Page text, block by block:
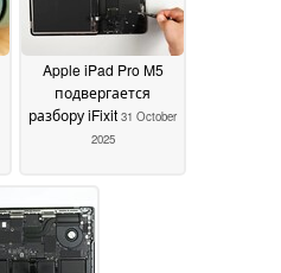
Apple iPad Pro M5
подвергается
разбору iFixit 31 October
2025